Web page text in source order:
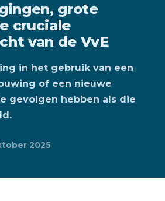
grote
cruciale
van de VvE
in het gebruik van een
of een nieuwe
gevolgen hebben als die
2025